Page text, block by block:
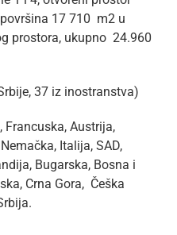
17 710 m2 u
prostora, ukupno 24.960
37 iz inostranstva)
Francuska, Austrija,
Italija, SAD,
Bugarska, Bosna i
Crna Gora, Češka